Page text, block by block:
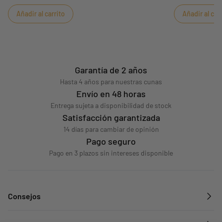
meses.
Añadir al carrito
con el pijama
Añadir al
Garantía de 2 años
Hasta 4 años para nuestras cunas
Envío en 48 horas
Entrega sujeta a disponibilidad de stock
Satisfacción garantizada
14 días para cambiar de opinión
Pago seguro
Pago en 3 plazos sin intereses disponible
Consejos